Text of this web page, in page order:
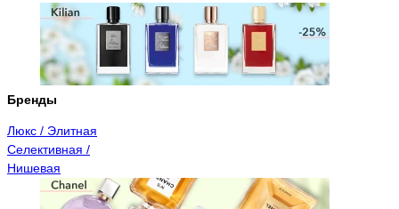
Бренды
Люкс / Элитная
Селективная /
Нишевая